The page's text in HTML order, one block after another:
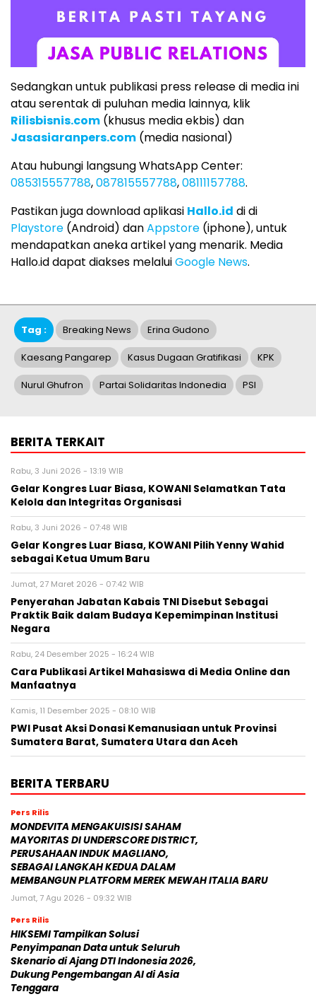
Sedangkan untuk publikasi press release di media ini
atau serentak di puluhan media lainnya, klik
Rilisbisnis.com (khusus media ekbis) dan
Jasasiaranpers.com (media nasional)
Atau hubungi langsung WhatsApp Center:
085315557788,087815557788,08111157788.
Pastikan juga download aplikasi Hallo.id di di
Playstore (Android) danAppstore (iphone), untuk
mendapatkan aneka artikel yang menarik. Media
Hallo.id dapat diakses melaluiGoogle News.
Tag : Breaking News Erina Gudono
Kaesang Pangarep Kasus Dugaan Gratifikasi KPK
Nurul Ghufron Partai Solidaritas Indonedia PSI
BERITA TERKAIT
Rabu, 3 Juni 2026 - 13:19 WIB
Gelar Kongres Luar Biasa, KOWANI Selamatkan Tata
Kelola dan Integritas Organisasi
Rabu, 3 Juni 2026 - 07:48 WIB
Gelar Kongres Luar Biasa, KOWANI Pilih Yenny Wahid
sebagai Ketua Umum Baru
Jumat, 27 Maret 2026 - 07:42 WIB
Penyerahan Jabatan Kabais TNI Disebut Sebagai
Praktik Baik dalam Budaya Kepemimpinan Institusi
Negara
Rabu, 24 Desember 2025 - 16:24 WIB
Cara Publikasi Artikel Mahasiswa di Media Online dan
Manfaatnya
Kamis, 11 Desember 2025 - 08:10 WIB
PWI Pusat Aksi Donasi Kemanusiaan untuk Provinsi
Sumatera Barat, Sumatera Utara dan Aceh
BERITA TERBARU
Pers Rilis
MONDEVITA MENGAKUISISI SAHAM
MAYORITAS DI UNDERSCORE DISTRICT,
PERUSAHAAN INDUK MAGLIANO,
SEBAGAI LANGKAH KEDUA DALAM
MEMBANGUN PLATFORM MEREK MEWAH ITALIA BARU
Jumat, 7 Agu 2026 - 09:32 WIB
Pers Rilis
HIKSEMI Tampilkan Solusi
Penyimpanan Data untuk Seluruh
Skenario di Ajang DTI Indonesia 2026,
Dukung Pengembangan AI di Asia
Tenggara